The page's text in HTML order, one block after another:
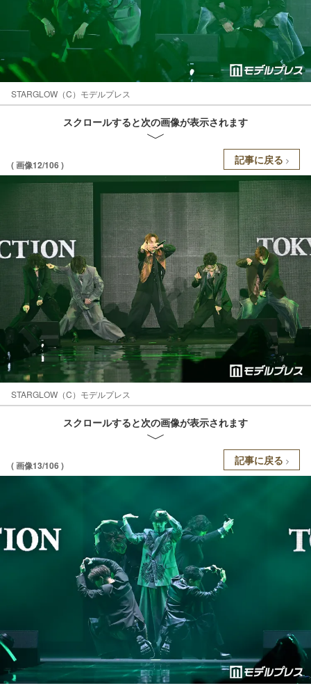
STARGLOW（C）モデルプレス
スクロールすると次の画像が表示されます
( 画像12/106 ) 記事に戻る
STARGLOW（C）モデルプレス
スクロールすると次の画像が表示されます
( 画像13/106 ) 記事に戻る